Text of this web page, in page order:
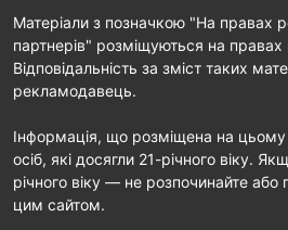
Матеріали з позначкою "На правах
партнерів" розміщуються на
Відповідальність за зміст таких
рекламодавець.
Інформація, що розміщена на цьому
осіб, які досягли 21-річного віку.
річного віку — не розпочинайте або
цим сайтом.